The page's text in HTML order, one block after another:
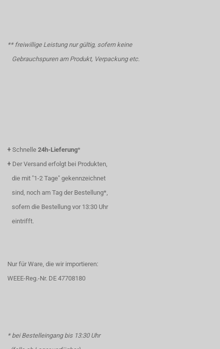
** freiwillige Leistung nur gültig, sofern keine
Gebrauchspuren am Produkt, Verpackung etc.
+ Schnelle 24h-Lieferung*
+ Der Versand erfolgt bei Produkten,
die mit "1-2 Tage" gekennzeichnet
sind, noch am Tag der Bestellung*,
sofern die Bestellung vor 13:30 Uhr
eintrifft.
Nur für Ware, die wir importieren:
WEEE-Reg.-Nr. DE 47708180
* bei Bestelleingang bis 13:30 Uhr